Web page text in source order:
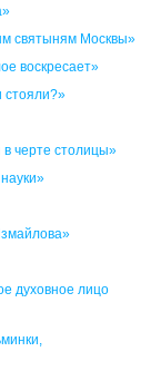
святыням Москвы»
воскресает»
стояли?»
в черте столицы»
духовное лицо